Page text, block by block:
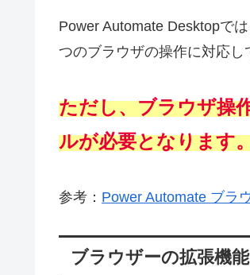
Power Automate Desktopで
つのブラウザの操作に対応し
ただし、ブラウザ操
ルが必要となります
参考： Power Automate ブラ
ブラウザーの拡張機